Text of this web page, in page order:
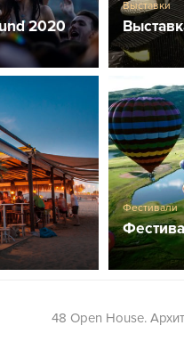
2020
Выставки
Фестивали
48 Open House.